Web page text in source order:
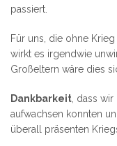
passiert.
Für uns, die ohne
wirkt es irgendwie
Großeltern wäre dies
Dankbarkeit , dass
aufwachsen konnten
überall präsenten